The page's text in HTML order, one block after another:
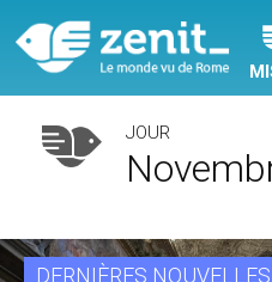
JOUR
DERNIÈRES NOUVELLES